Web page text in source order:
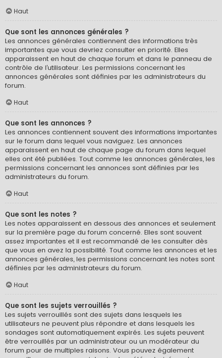
Haut
Que sont les annonces générales ?
Les annonces générales contiennent des informations très
importantes que vous devriez consulter en priorité. Elles
apparaissent en haut de chaque forum et dans le panneau de
contrôle de l’utilisateur. Les permissions concernant les
annonces générales sont définies par les administrateurs du
forum.
Haut
Que sont les annonces ?
Les annonces contiennent souvent des informations importantes
sur le forum dans lequel vous naviguez. Les annonces
apparaissent en haut de chaque page du forum dans lequel
elles ont été publiées. Tout comme les annonces générales, les
permissions concernant les annonces sont définies par les
administrateurs du forum.
Haut
Que sont les notes ?
Les notes apparaissent en dessous des annonces et seulement
sur la première page du forum concerné. Elles sont souvent
assez importantes et il est recommandé de les consulter dès
que vous en avez la possibilité. Tout comme les annonces et les
annonces générales, les permissions concernant les notes sont
définies par les administrateurs du forum.
Haut
Que sont les sujets verrouillés ?
Les sujets verrouillés sont des sujets dans lesquels les
utilisateurs ne peuvent plus répondre et dans lesquels les
sondages sont automatiquement expirés. Les sujets peuvent
être verrouillés par un administrateur ou un modérateur du
forum pour de multiples raisons. Vous pouvez également